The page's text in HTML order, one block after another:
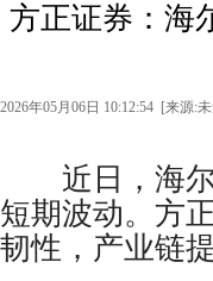
方正证券：海
2026年05月06日 10:12:54 [来源:
近日，海尔
短期波动。方
韧性，产业链